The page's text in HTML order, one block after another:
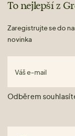
To nejlepší z
Zaregistrujte se do
novinka
Váš e-mail
Odběrem